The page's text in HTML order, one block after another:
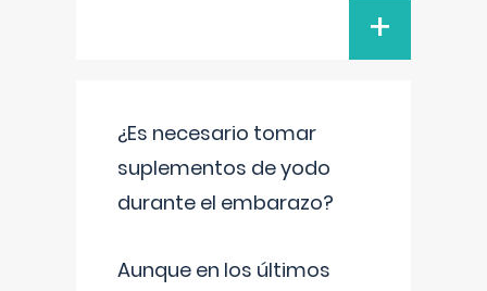
+
¿Es necesario tomar
suplementos de yodo
durante el embarazo?
Aunque en los últimos